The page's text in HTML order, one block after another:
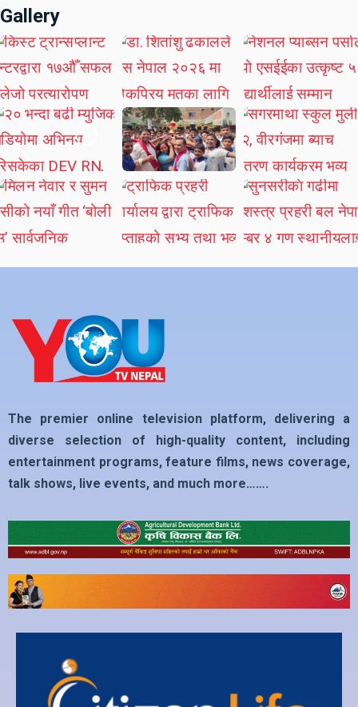
Gallery
The premier online television platform, delivering a
diverse selection of high-quality content, including
entertainment programs, feature films, news coverage,
talk shows, live events, and much more…….